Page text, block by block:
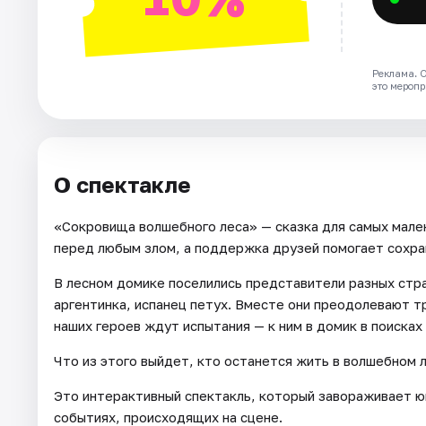
Реклама.
это
О спектакле
«Сокровища волшебного леса» — сказка для самых
перед любым злом, а поддержка друзей помогает
В лесном домике поселились представители разных
аргентинка, испанец петух. Вместе они преодолевают
наших героев ждут испытания — к ним в домик в
Что из этого выйдет, кто останется жить в волшебном
Это интерактивный спектакль, который завораживает
событиях, происходящих на сцене.